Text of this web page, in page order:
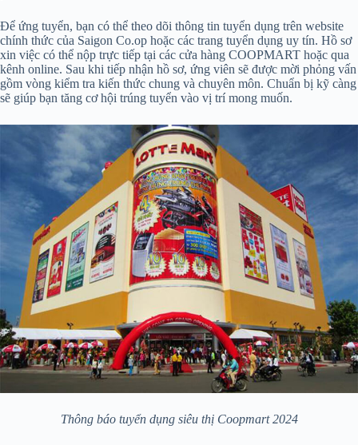
Để ứng tuyển, bạn có thể theo dõi thông tin tuyển dụng trên website
chính thức của Saigon Co.op hoặc các trang tuyển dụng uy tín. Hồ sơ
xin việc có thể nộp trực tiếp tại các cửa hàng COOPMART hoặc qua
kênh online. Sau khi tiếp nhận hồ sơ, ứng viên sẽ được mời phỏng vấn
gồm vòng kiểm tra kiến thức chung và chuyên môn. Chuẩn bị kỹ càng
sẽ giúp bạn tăng cơ hội trúng tuyển vào vị trí mong muốn.
Thông báo tuyển dụng siêu thị Coopmart 2024